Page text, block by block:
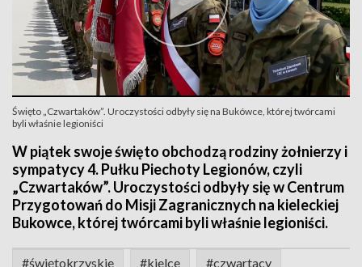
Święto „Czwartaków”. Uroczystości odbyły się na Bukówce, której twórcami
byli właśnie legioniści
W piątek swoje święto obchodzą rodziny żołnierzy i
sympatycy 4. Pułku Piechoty Legionów, czyli
„Czwartaków”. Uroczystości odbyły się w Centrum
Przygotowań do Misji Zagranicznych na kieleckiej
Bukowce, której twórcami byli właśnie legioniści.
#świętokrzyskie #kielce #czwartacy